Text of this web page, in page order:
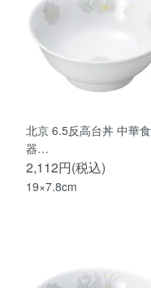
北京 6.5反高台丼 中華食
器…
2,112円(税込)
19×7.8cm